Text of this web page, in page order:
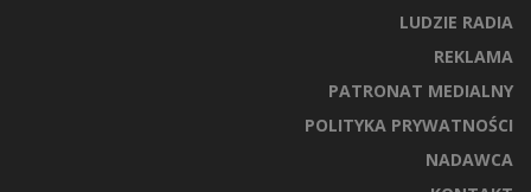
LUDZIE RADIA
REKLAMA
PATRONAT MEDIALNY
POLITYKA PRYWATNOŚCI
NADAWCA